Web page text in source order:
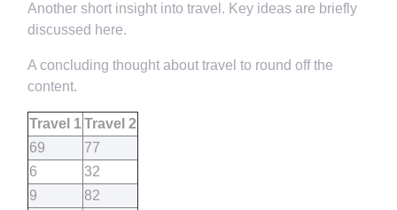
Another short insight into travel. Key ideas are briefly
discussed here.
A concluding thought about travel to round off the
content.
Travel 1Travel 2
69
77
6
32
9
82